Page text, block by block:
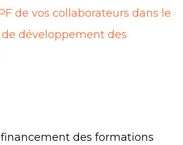
de vos collaborateurs dans le
développement des
des formations